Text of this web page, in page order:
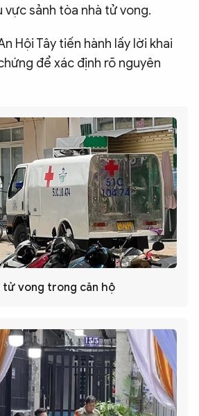
vực sảnh tòa nhà tử vong.
Hội Tây tiến hành lấy lời khai
để xác định rõ nguyên
tử vong trong căn hộ